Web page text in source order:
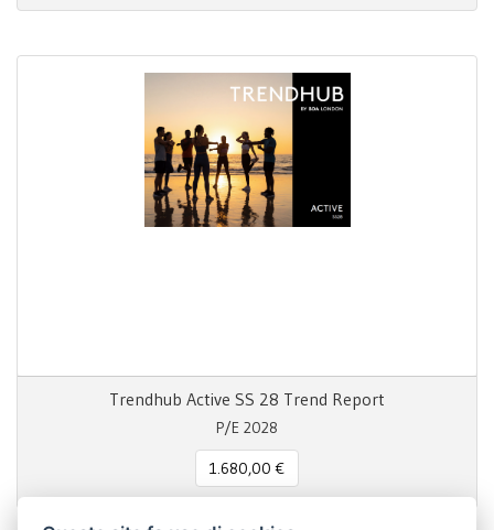
Trendhub Active SS 28 Trend Report
P/E 2028
1.680,00 €